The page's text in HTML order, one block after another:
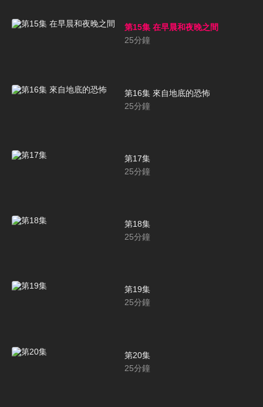
第15集 在早晨和夜晚之間
25分鐘
第16集 來自地底的恐怖
25分鐘
第17集
25分鐘
第18集
25分鐘
第19集
25分鐘
第20集
25分鐘